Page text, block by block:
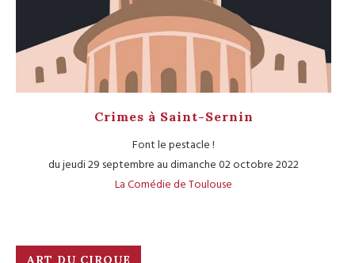
Crimes à Saint-Sernin
Font le pestacle !
du jeudi 29 septembre au dimanche 02 octobre 2022
La Comédie de Toulouse
ART DU CIRQUE